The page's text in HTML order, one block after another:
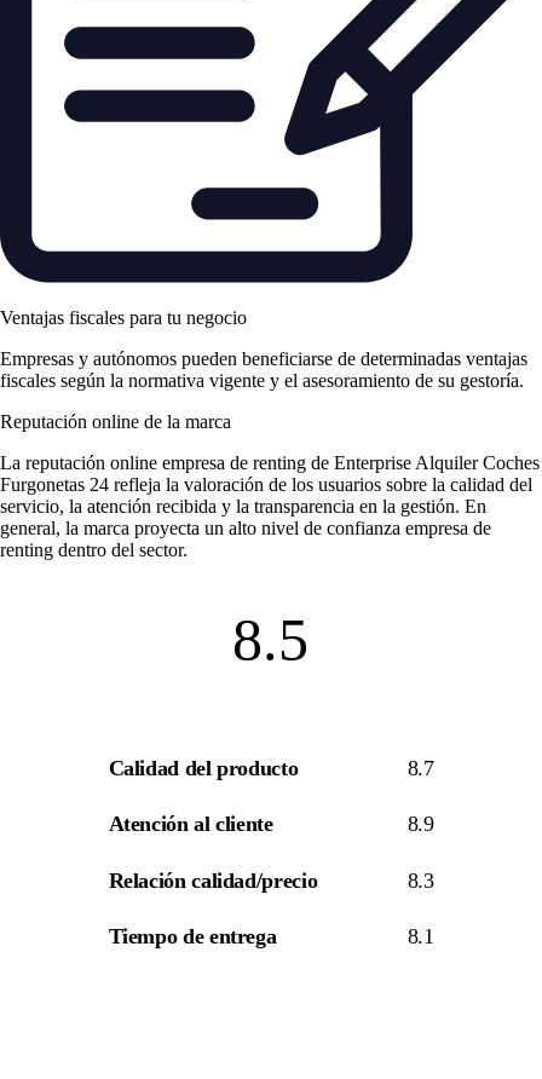
Ventajas fiscales para tu negocio
Empresas y autónomos pueden beneficiarse de determinadas ventajas
fiscales según la normativa vigente y el asesoramiento de su gestoría.
Reputación online de la marca
La reputación online empresa de renting de Enterprise Alquiler Coches
Furgonetas 24 refleja la valoración de los usuarios sobre la calidad del
servicio, la atención recibida y la transparencia en la gestión. En
general, la marca proyecta un alto nivel de confianza empresa de
renting dentro del sector.
8.5
Calidad del producto 8.7
Atención al cliente 8.9
Relación calidad/precio 8.3
Tiempo de entrega 8.1